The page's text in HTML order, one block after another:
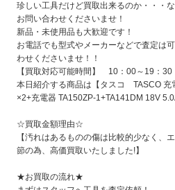
珍しい工具だけど買取出来るのか・・・
お問い合わせくださいませ！
新品・未使用品も大歓迎です！
お電話でも型式やメーカーなどで査定は
わせくださいませ！！
【買取対応可能時間】 10：00～19：30
本日紹介する商品は【タスコ TASCO 充
×2+充電器 TA150ZP-1+TA141DM 18V
☆買取金額理由☆
【汚れはあるものの傷は比較的少なく、
節の為、高価買取いたしました!】
★お買取の流れ★